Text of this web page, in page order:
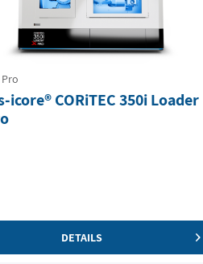
Pro
icore® CORiTEC 350i Loader
DETAILS